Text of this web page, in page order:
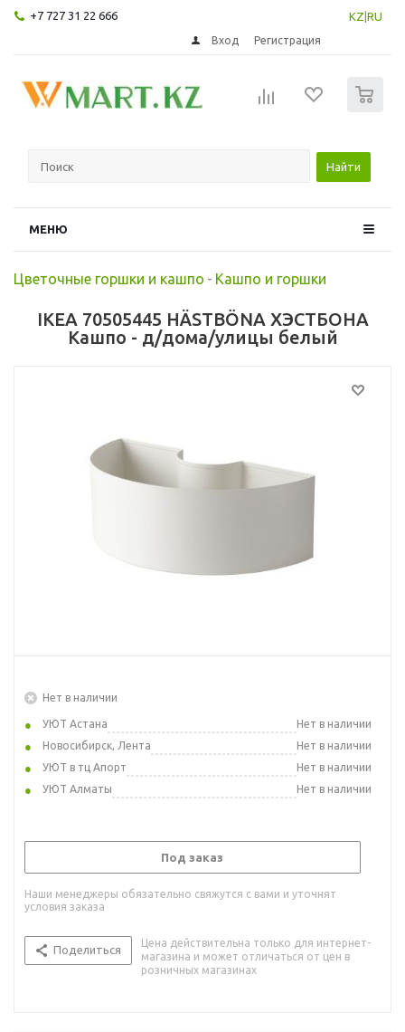
+7 727 31 22 666 KZ RU
Вход Регистрация
Найти
МЕНЮ
Цветочные горшки и кашпо - Кашпо и горшки
IKEA 70505445 HÄSTBÖNA ХЭСТБОНА
Кашпо - д/дома/улицы белый
Нет в наличии
УЮТ Астана
Нет в наличии
Новосибирск, Лента
Нет в наличии
УЮТ в тц Апорт
Нет в наличии
УЮТ Алматы
Нет в наличии
Под заказ
Наши менеджеры обязательно свяжутся с вами и уточнят
условия заказа
Поделиться
Цена действительна только для интернет-
магазина и может отличаться от цен в
розничных магазинах